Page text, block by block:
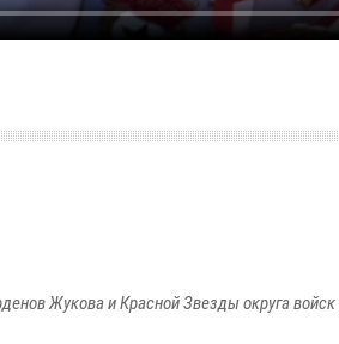
Жукова и Красной Звезды округа